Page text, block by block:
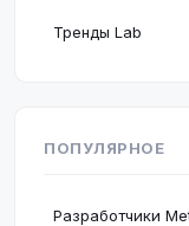
Тренды Lab
ПОПУЛЯРНОЕ
Разработчики